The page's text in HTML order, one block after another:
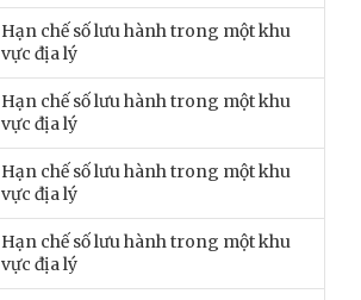
Hạn chế số lưu hành trong một khu
vực địa lý
Hạn chế số lưu hành trong một khu
vực địa lý
Hạn chế số lưu hành trong một khu
vực địa lý
Hạn chế số lưu hành trong một khu
vực địa lý